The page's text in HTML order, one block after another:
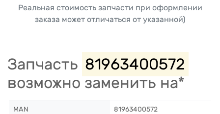
Реальная стоимость запчасти при оформлении
заказа может отличаться от указанной)
Запчасть 81963400572
возможно заменить на*
MAN 81963400572